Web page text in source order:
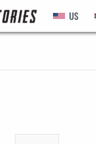
US